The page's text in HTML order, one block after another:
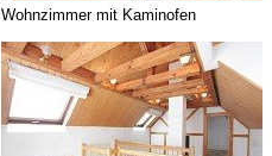
Wohnzimmer mit Kaminofen